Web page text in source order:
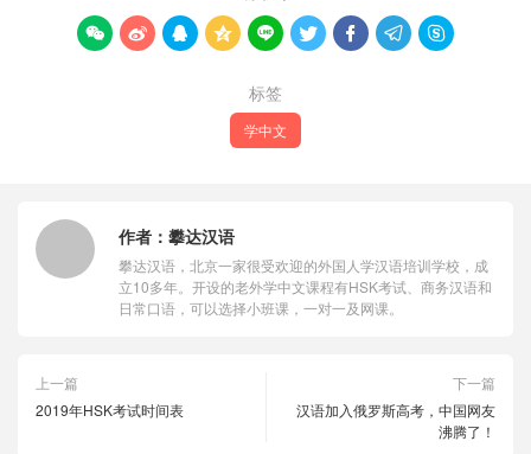
        
标签
学中文
作者： 攀达汉语
攀达汉语，北京一家很受欢迎的外国人学汉语培训学校，成
立10多年。开设的老外学中文课程有HSK考试、商务汉语和
日常口语，可以选择小班课，一对一及网课。
上一篇
2019年HSK考试时间表
下一篇
汉语加入俄罗斯高考，中国网友
沸腾了！